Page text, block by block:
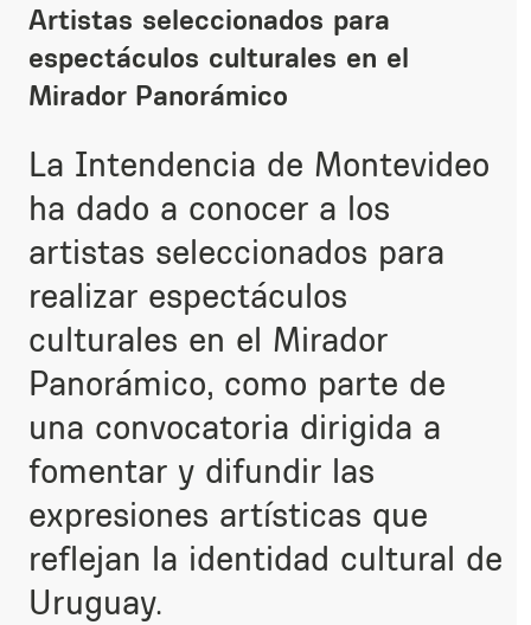
Artistas seleccionados para
espectáculos culturales en el
Mirador Panorámico
La Intendencia de Montevideo
ha dado a conocer a los
artistas seleccionados para
realizar espectáculos
culturales en el Mirador
Panorámico, como parte de
una convocatoria dirigida a
fomentar y difundir las
expresiones artísticas que
reflejan la identidad cultural de
Uruguay.